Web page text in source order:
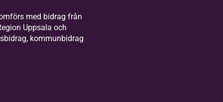
med bidrag från
Uppsala och
kommunbidrag